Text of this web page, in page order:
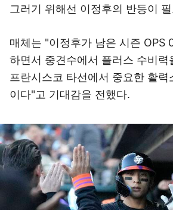
그러기 위해선 이정후의 반등이
매체는 "이정후가 남은 시즌 OPS
하면서 중견수에서 플러스 수비력
프란시스코 타선에서 중요한 활력
이다"고 기대감을 전했다.